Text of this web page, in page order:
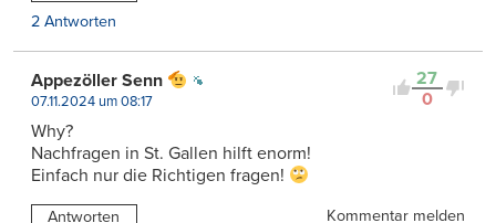
2 Antworten
27
0
Appezöller Senn
07.11.2024 um 08:17
Why?
Nachfragen in St. Gallen hilft enorm!
Einfach nur die Richtigen fragen!
Antworten Kommentar melden